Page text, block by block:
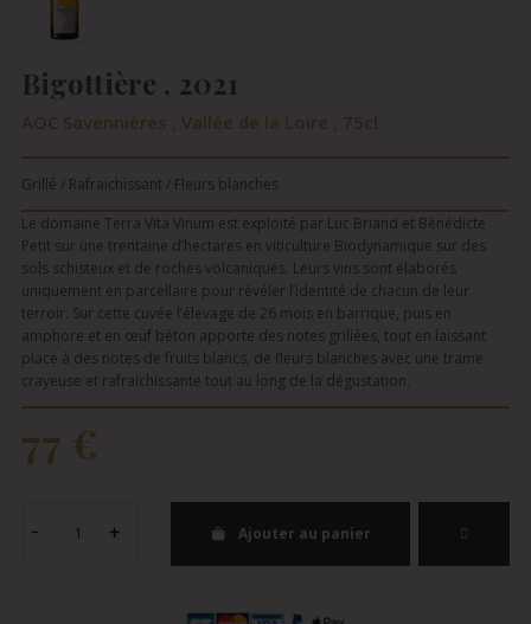
Bigottière , 2021
AOC Savennières , Vallée de la Loire , 75cl
Grillé / Rafraichissant / Fleurs blanches
Le domaine Terra Vita Vinum est exploité par Luc Briand et Bénédicte
Petit sur une trentaine d’hectares en viticulture Biodynamique sur des
sols schisteux et de roches volcaniques. Leurs vins sont élaborés
uniquement en parcellaire pour révéler l’identité de chacun de leur
terroir. Sur cette cuvée l’élevage de 26 mois en barrique, puis en
amphore et en œuf béton apporte des notes grillées, tout en laissant
place à des notes de fruits blancs, de fleurs blanches avec une trame
crayeuse et rafraichissante tout au long de la dégustation.
77 €
Ajouter au panier